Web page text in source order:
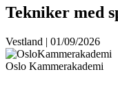
Tekniker med
Vestland | 01/09/2026
Oslo Kammerakademi